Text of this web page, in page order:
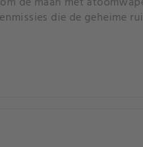
die de geheime